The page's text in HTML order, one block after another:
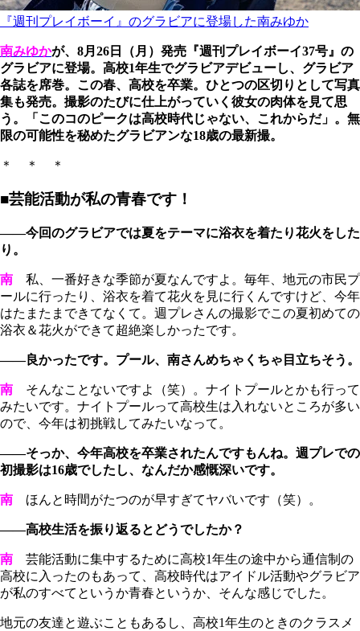
『週刊プレイボーイ』のグラビアに登場した南みゆか
南みゆかが、8月26日（月）発売『週刊プレイボーイ37号』の
グラビアに登場。高校1年生でグラビアデビューし、グラビア
各誌を席巻。この春、高校を卒業。ひとつの区切りとして写真
集も発売。撮影のたびに仕上がっていく彼女の肉体を見て思
う。「このコのピークは高校時代じゃない、これからだ」。無
限の可能性を秘めたグラビアンな18歳の最新撮。
＊ ＊ ＊
■芸能活動が私の青春です！
――今回のグラビアでは夏をテーマに浴衣を着たり花火をした
り。
南 私、一番好きな季節が夏なんですよ。毎年、地元の市民プ
ールに行ったり、浴衣を着て花火を見に行くんですけど、今年
はたまたまできてなくて。週プレさんの撮影でこの夏初めての
浴衣＆花火ができて超絶楽しかったです。
――良かったです。プール、南さんめちゃくちゃ目立ちそう。
南 そんなことないですよ（笑）。ナイトプールとかも行って
みたいです。ナイトプールって高校生は入れないところが多い
ので、今年は初挑戦してみたいなって。
――そっか、今年高校を卒業されたんですもんね。週プレでの
初撮影は16歳でしたし、なんだか感慨深いです。
南 ほんと時間がたつのが早すぎてヤバいです（笑）。
――高校生活を振り返るとどうでしたか？
南 芸能活動に集中するために高校1年生の途中から通信制の
高校に入ったのもあって、高校時代はアイドル活動やグラビア
が私のすべてというか青春というか、そんな感じでした。
地元の友達と遊ぶこともあるし、高校1年生のときのクラスメ